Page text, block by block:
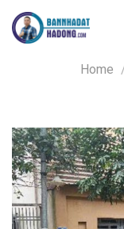
Skip
content
Home